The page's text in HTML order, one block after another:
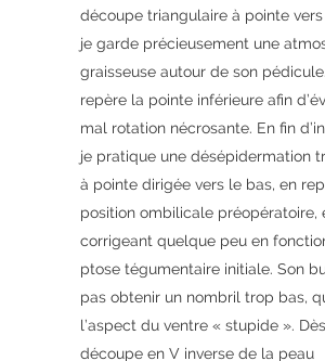
découpe triangulaire à pointe
je garde précieusement une
graisseuse autour de son
repère la pointe inférieure afin
mal rotation nécrosante. En fin
je pratique une désépidermation
à pointe dirigée vers le bas, en
position ombilicale préopératoire,
corrigeant quelque peu en
ptose tégumentaire initiale. Son
pas obtenir un nombril trop bas,
l’aspect du ventre « stupide ».
découpe en V inverse de la peau